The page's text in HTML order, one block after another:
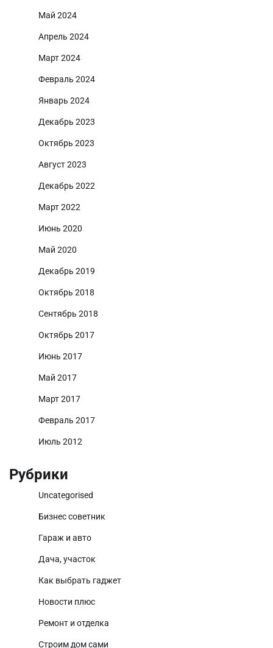
Май 2024
Апрель 2024
Март 2024
Февраль 2024
Январь 2024
Декабрь 2023
Октябрь 2023
Август 2023
Декабрь 2022
Март 2022
Июнь 2020
Май 2020
Декабрь 2019
Октябрь 2018
Сентябрь 2018
Октябрь 2017
Июнь 2017
Май 2017
Март 2017
Февраль 2017
Июль 2012
Рубрики
Uncategorised
Бизнес советник
Гараж и авто
Дача, участок
Как выбрать гаджет
Новости плюс
Ремонт и отделка
Строим дом сами